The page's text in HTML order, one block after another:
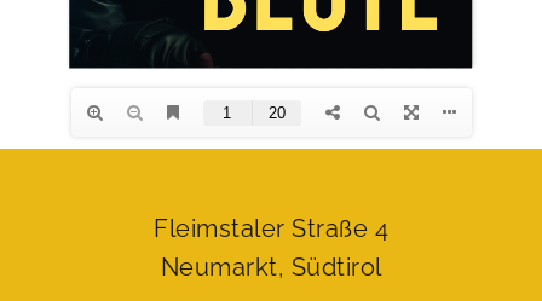
Fleimstaler Straße 4
Neumarkt, Südtirol